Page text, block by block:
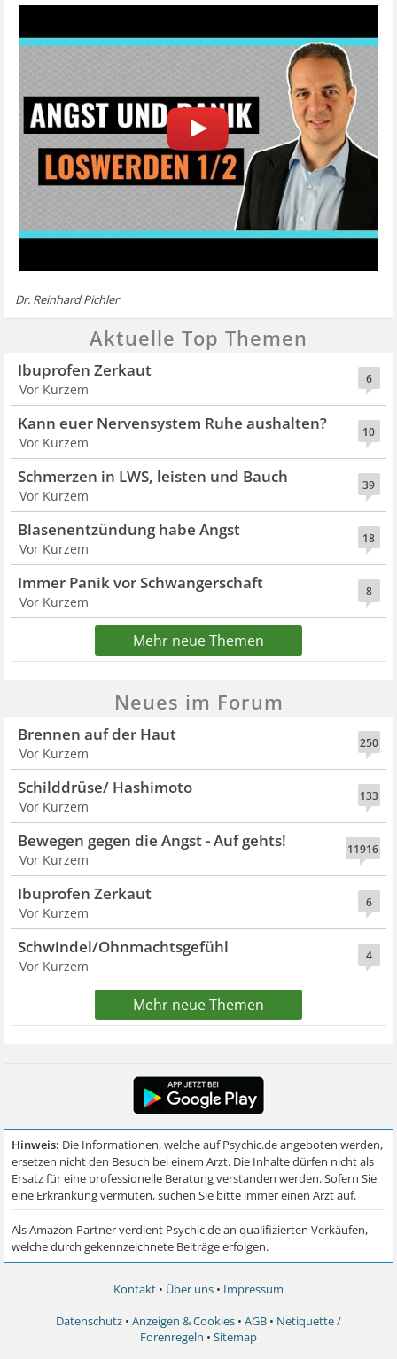
Dr. Reinhard Pichler
Aktuelle Top Themen
6
Ibuprofen Zerkaut
Vor Kurzem
10
Kann euer Nervensystem Ruhe aushalten?
Vor Kurzem
39
Schmerzen in LWS, leisten und Bauch
Vor Kurzem
18
Blasenentzündung habe Angst
Vor Kurzem
8
Immer Panik vor Schwangerschaft
Vor Kurzem
Mehr neue Themen
Neues im Forum
250
Brennen auf der Haut
Vor Kurzem
133
Schilddrüse/ Hashimoto
Vor Kurzem
11916
Bewegen gegen die Angst - Auf gehts!
Vor Kurzem
6
Ibuprofen Zerkaut
Vor Kurzem
4
Schwindel/Ohnmachtsgefühl
Vor Kurzem
Mehr neue Themen
Kontakt • Über uns • Impressum
Datenschutz • Anzeigen & Cookies • AGB • Netiquette /
Forenregeln • Sitemap